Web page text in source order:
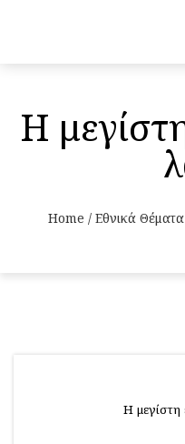
Η
Home / Εθνικά Θέματα
Η